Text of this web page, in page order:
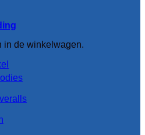
in de winkelwagen.